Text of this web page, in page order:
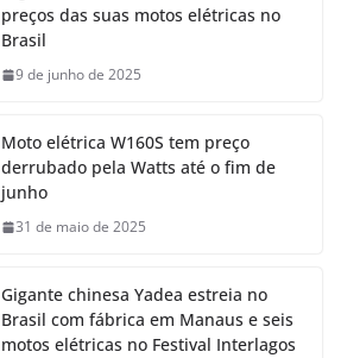
preços das suas motos elétricas no
Brasil
9 de junho de 2025
Moto elétrica W160S tem preço
derrubado pela Watts até o fim de
junho
31 de maio de 2025
Gigante chinesa Yadea estreia no
Brasil com fábrica em Manaus e seis
motos elétricas no Festival Interlagos